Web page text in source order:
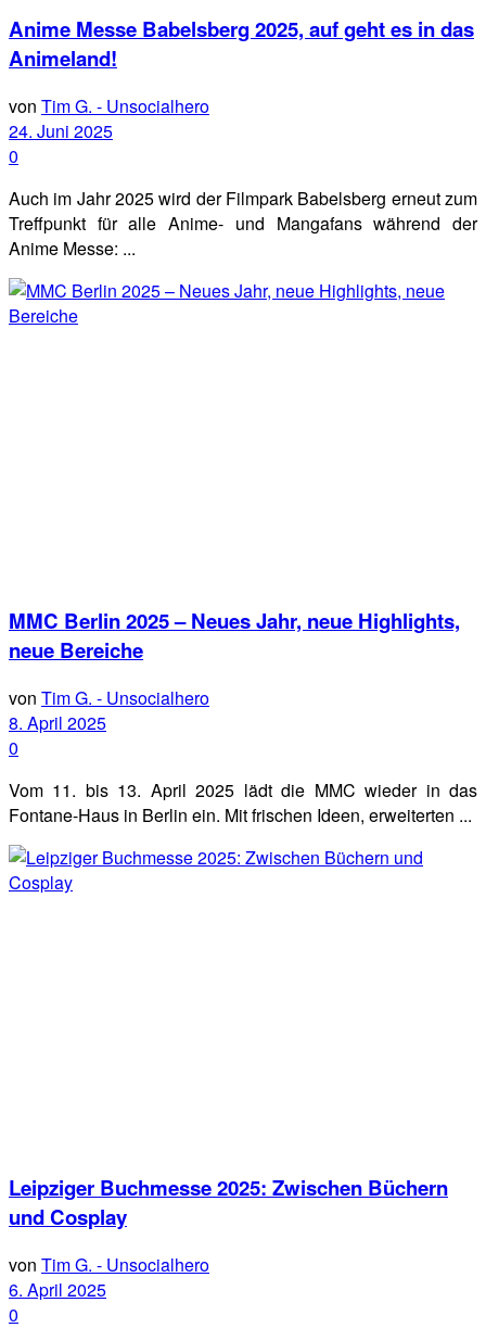
Anime Messe Babelsberg 2025, auf geht es in das
Animeland!
von Tim G. - Unsocialhero
24. Juni 2025
0
Auch im Jahr 2025 wird der Filmpark Babelsberg erneut zum
Treffpunkt für alle Anime- und Mangafans während der
Anime Messe: ...
MMC Berlin 2025 – Neues Jahr, neue Highlights,
neue Bereiche
von Tim G. - Unsocialhero
8. April 2025
0
Vom 11. bis 13. April 2025 lädt die MMC wieder in das
Fontane-Haus in Berlin ein. Mit frischen Ideen, erweiterten ...
Leipziger Buchmesse 2025: Zwischen Büchern
und Cosplay
von Tim G. - Unsocialhero
6. April 2025
0